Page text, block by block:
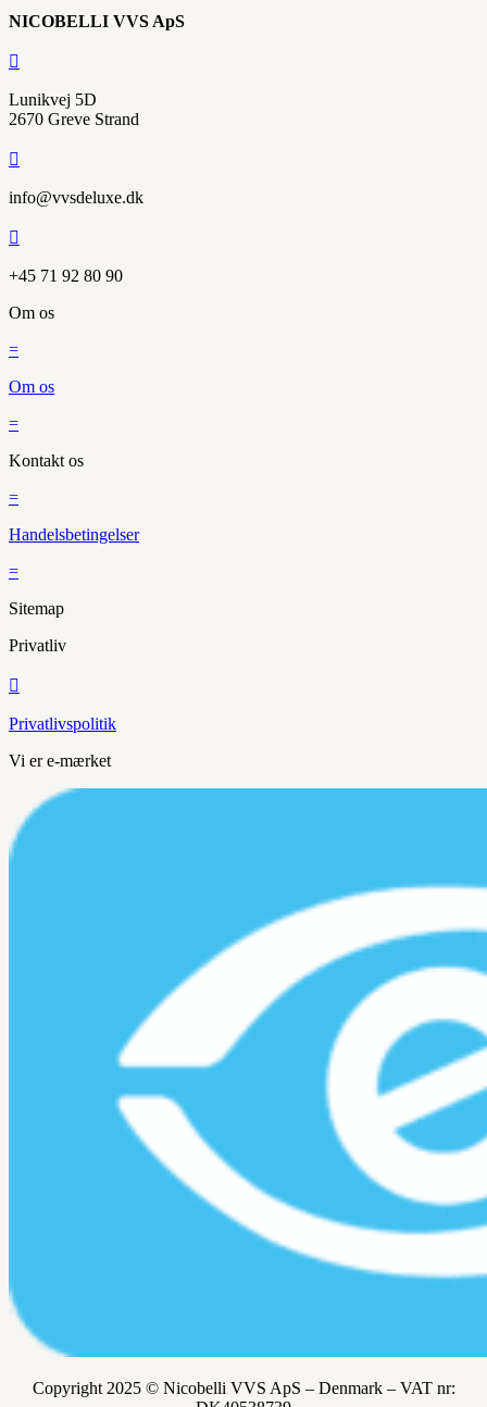
NICOBELLI VVS ApS

Lunikvej 5D
2670 Greve Strand

info@vvsdeluxe.dk

+45 71 92 80 90
Om os
=
Om os
=
Kontakt os
=
Handelsbetingelser
=
Sitemap
Privatliv

Privatlivspolitik
Vi er e-mærket
Copyright 2025 © Nicobelli VVS ApS – Denmark – VAT nr: